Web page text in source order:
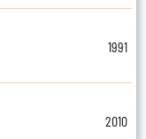
1991
2010